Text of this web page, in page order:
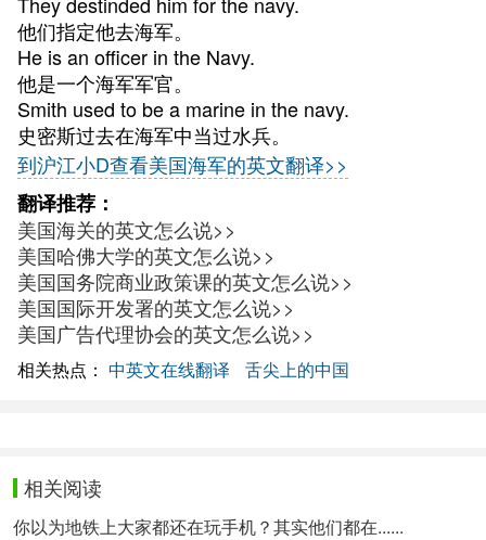
他们指定他去海军。
He is an officer in the Navy.
他是一个海军军官。
Smith used to be a marine in the navy.
史密斯过去在海军中当过水兵。
到沪江小D查看美国海军的英文翻译>>
翻译推荐：
美国海关的英文怎么说>>
美国哈佛大学的英文怎么说>>
美国国务院商业政策课的英文怎么说>>
美国国际开发署的英文怎么说>>
美国广告代理协会的英文怎么说>>
相关热点： 中英文在线翻译 舌尖上的中国
相关阅读
你以为地铁上大家都还在玩手机？其实他们都在......